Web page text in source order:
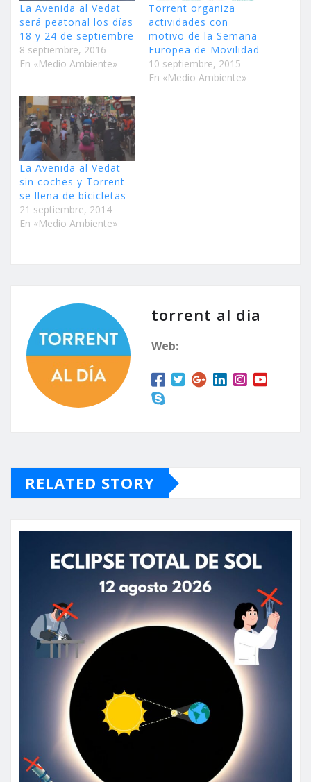
La Avenida al Vedat
será peatonal los días
18 y 24 de septiembre
8 septiembre, 2016
En «Medio Ambiente»
Torrent organiza
actividades con
motivo de la Semana
Europea de Movilidad
10 septiembre, 2015
En «Medio Ambiente»
La Avenida al Vedat
sin coches y Torrent
se llena de bicicletas
21 septiembre, 2014
En «Medio Ambiente»
torrent al dia
Web:
RELATED STORY